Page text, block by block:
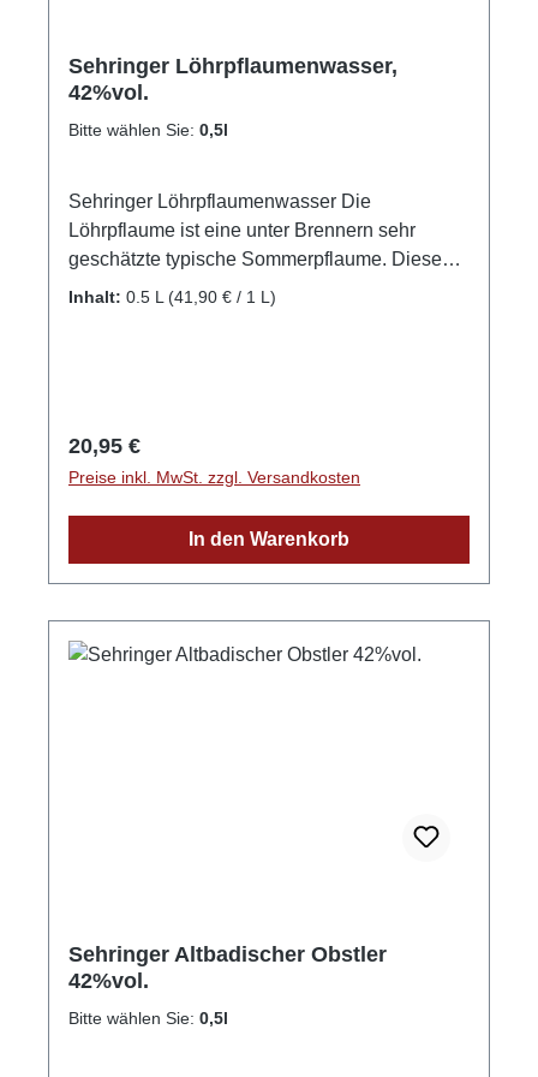
Sehringer Löhrpflaumenwasser,
42%vol.
Bitte wählen Sie: 0,5l
Sehringer Löhrpflaumenwasser Die
Löhrpflaume ist eine unter Brennern sehr
geschätzte typische Sommerpflaume. Diese
blaurote, gelbfleischige Pflaumensorte, die erst
Hand umgefüllt, wobei die Steine auf dem
Boden des Gehrbottichs zurückbleiben.
Dadurch erhält dieses fast steinfrei destillierte
Löhrpflaumenwasser seine besondere
1aPostleitzahl: 79227E-Mail: info@obsthof-
Inhalt: 0.5 L (41,90 € / 1 L)
Regulärer Preis:
20,95 €
Preise inkl. MwSt. zzgl. Versandkosten
In den Warenkorb
Sehringer Altbadischer Obstler
42%vol.
Bitte wählen Sie: 0,5l